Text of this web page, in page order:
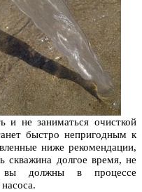
и не заниматься очисткой
быстро непригодным к
ниже рекомендации,
скважина долгое время, не
вы должны в процессе